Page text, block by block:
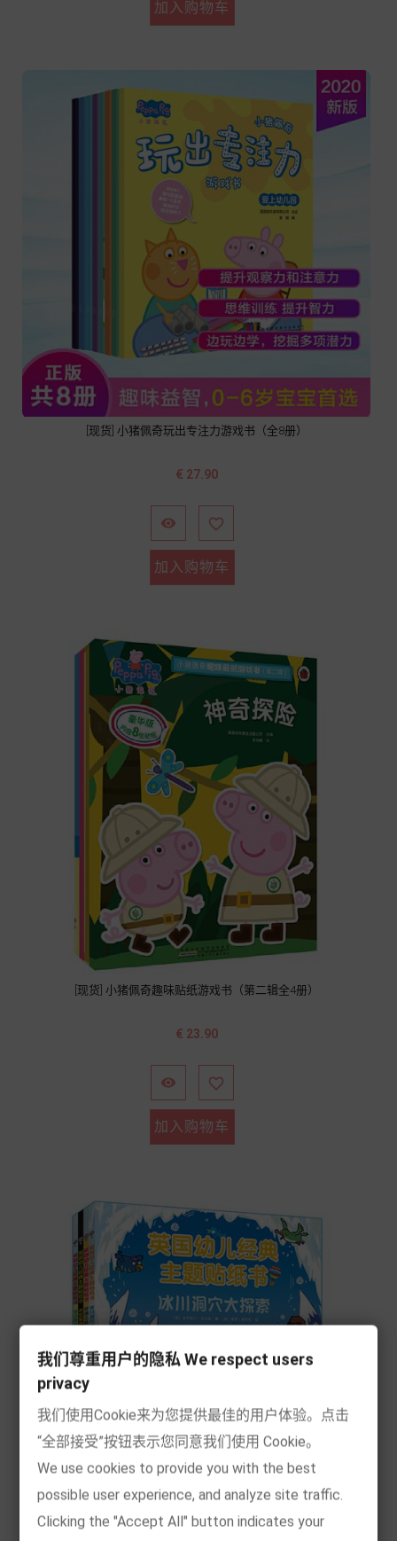
加入购物车
[现货] 小猪佩奇玩出专注力游戏书（全8册）
价
€ 27.90
 
加入购物车
[现货] 小猪佩奇趣味贴纸游戏书（第二辑全4册）
价
€ 23.90
 
加入购物车
我们尊重用户的隐私 We respect users
privacy
我们使用Cookie来为您提供最佳的用户体验。点击
“全部接受”按钮表示您同意我们使用 Cookie。
We use cookies to provide you with the best
possible user experience, and analyze site traffic.
Clicking the "Accept All" button indicates your